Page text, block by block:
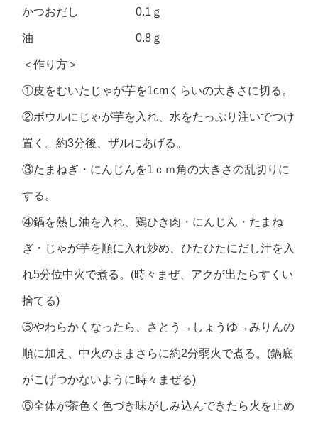
かつおだし 0.1ｇ
油 0.8ｇ
＜作り方＞
①皮をむいたじゃが芋を1cmくらいの大きさに切る。
②ボウルにじゃが芋を入れ、水をたっぷり注いでつけ
置く。約3分後、ザルにあげる。
③たまねぎ・にんじんを1ｃｍ角の大きさの乱切りに
する。
④鍋を熱し油を入れ、鶏ひき肉・にんじん・たまね
ぎ・じゃが芋を順に入れ炒め、ひたひたにだし汁を入
れ5分位中火で煮る。(時々まぜ、アクが出たらすくい
捨てる)
⑤やわらかくなったら、さとう→しょうゆ→みりんの
順に加え、中火のままさらに約2分弱火で煮る。(鍋底
がこげつかないように時々まぜる)
⑥全体が茶色く色づき味がしみ込んできたら火を止め